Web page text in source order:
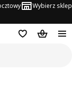
Wybierz sklep
Zaloguj się
Lista zakupowa
Koszyk